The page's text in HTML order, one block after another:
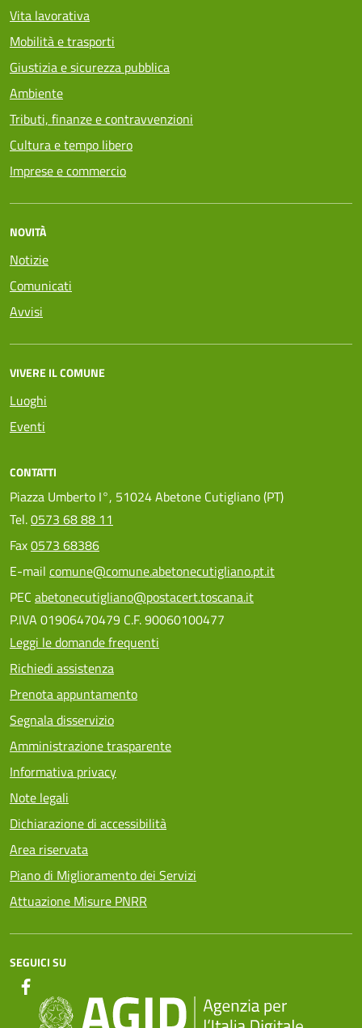
Vita lavorativa
Mobilità e trasporti
Giustizia e sicurezza pubblica
Ambiente
Tributi, finanze e contravvenzioni
Cultura e tempo libero
Imprese e commercio
NOVITÀ
Notizie
Comunicati
Avvisi
VIVERE IL COMUNE
Luoghi
Eventi
CONTATTI
Piazza Umberto I°, 51024 Abetone Cutigliano (PT)
Tel.0573 68 88 11
Fax0573 68386
E-mail comune@comune.abetonecutigliano.pt.it
PEC abetonecutigliano@postacert.toscana.it
P.IVA 01906470479 C.F. 90060100477
Leggi le domande frequenti
Richiedi assistenza
Prenota appuntamento
Segnala disservizio
Amministrazione trasparente
Informativa privacy
Note legali
Dichiarazione di accessibilità
Area riservata
Piano di Miglioramento dei Servizi
Attuazione Misure PNRR
SEGUICI SU